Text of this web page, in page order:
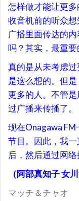
怎样做才能让更
收音机前的听众
广播里面传达的
吗？其实，最重要
真的是从未考虑
是这么想的。但
更多的人。不管
过广播来传播了。
现在Onagawa
节目。因此，我
后，然后通过网络
（阿部真知子 女
マッチ＆チャオ